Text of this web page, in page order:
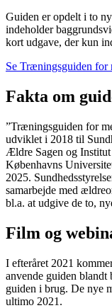
Guiden er opdelt i to
indeholder
kort udgave, der kun
Se Træningsguiden for
Fakta om
”Træningsguiden for
udviklet i 2018 til
Ældre Sagen og
Københavns
2025.
samarbejde med
bl.a. at udgive de to,
Film og
I efteråret 2021
anvende guiden blandt
guiden i brug. De nye
ultimo 2021.